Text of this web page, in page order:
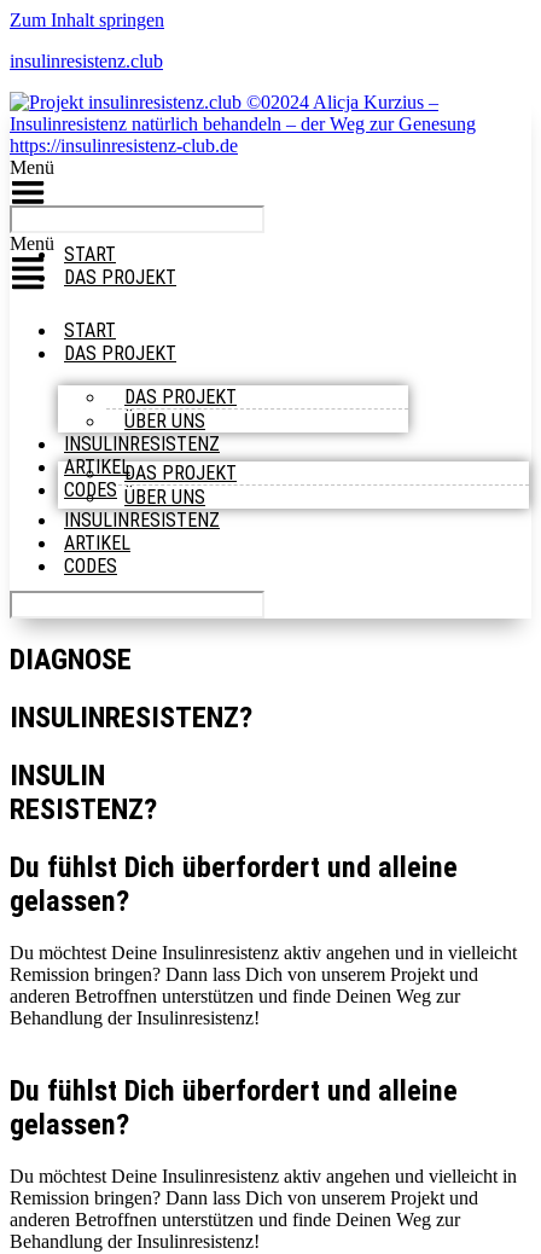
Zum Inhalt springen
insulinresistenz.club
Menü
START
DAS PROJEKT
DAS PROJEKT
ÜBER UNS
INSULINRESISTENZ
ARTIKEL
CODES
Menü
START
DAS PROJEKT
DAS PROJEKT
ÜBER UNS
INSULINRESISTENZ
ARTIKEL
CODES
DIAGNOSE
INSULINRESISTENZ?
INSULIN
RESISTENZ?
Du fühlst Dich überfordert und alleine
gelassen?
Du möchtest Deine Insulinresistenz aktiv angehen und in vielleicht
Remission bringen? Dann lass Dich von unserem Projekt und
anderen Betroffnen unterstützen und finde Deinen Weg zur
Behandlung der Insulinresistenz!
Du fühlst Dich überfordert und alleine
gelassen?
Du möchtest Deine Insulinresistenz aktiv angehen und vielleicht in
Remission bringen? Dann lass Dich von unserem Projekt und
anderen Betroffnen unterstützen und finde Deinen Weg zur
Behandlung der Insulinresistenz!